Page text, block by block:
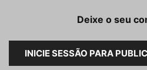
Deixe o seu
INICIE SESSÃO PARA